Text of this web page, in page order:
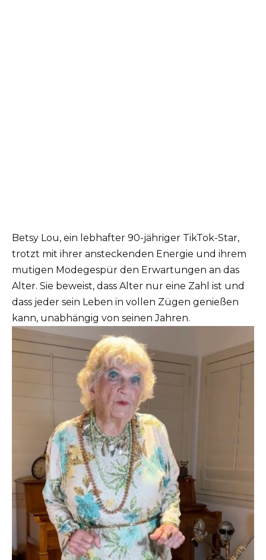
Betsy Lou, ein lebhafter 90-jähriger TikTok-Star,
trotzt mit ihrer ansteckenden Energie und ihrem
mutigen Modegespür den Erwartungen an das
Alter. Sie beweist, dass Alter nur eine Zahl ist und
dass jeder sein Leben in vollen Zügen genießen
kann, unabhängig von seinen Jahren.